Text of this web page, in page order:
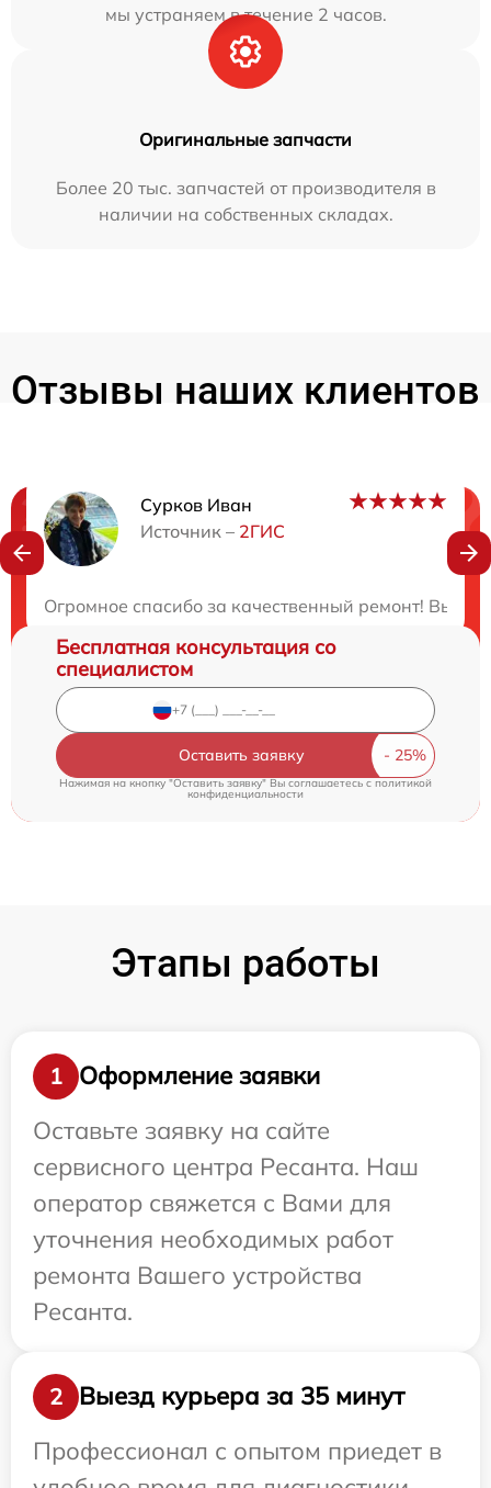
мы устраняем в течение 2 часов.
Оригинальные запчасти
Более 20 тыс. запчастей от производителя в
наличии на собственных складах.
Отзывы наших клиентов
Сурков Иван
Источник – 2ГИС
Огромное спасибо за качественный ремонт! Вы
Нужна консультация?
Бесплатная консультация со
специалистом
Оставить заявку
Нажимая на кнопку "Оставить заявку" Вы соглашаетесь cполитикой
конфиденциальности
Этапы работы
1
Оформление заявки
Оставьте заявку на сайте
сервисного центра Ресанта. Наш
оператор свяжется с Вами для
уточнения необходимых работ
ремонта Вашего устройства
Ресанта.
2
Выезд курьера за 35 минут
Профессионал с опытом приедет в